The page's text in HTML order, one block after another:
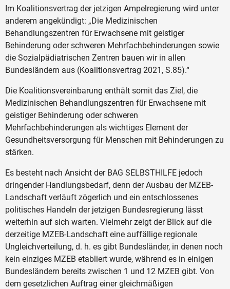
Im Koalitionsvertrag der jetzigen Ampelregierung wird unter
anderem angekündigt: „Die Medizinischen
Behandlungszentren für Erwachsene mit geistiger
Behinderung oder schweren Mehrfachbehinderungen sowie
die Sozialpädiatrischen Zentren bauen wir in allen
Bundesländern aus (Koalitionsvertrag 2021, S.85).“
Die Koalitionsvereinbarung enthält somit das Ziel, die
Medizinischen Behandlungszentren für Erwachsene mit
geistiger Behinderung oder schweren
Mehrfachbehinderungen als wichtiges Element der
Gesundheitsversorgung für Menschen mit Behinderungen zu
stärken.
Es besteht nach Ansicht der BAG SELBSTHILFE jedoch
dringender Handlungsbedarf, denn der Ausbau der MZEB-
Landschaft verläuft zögerlich und ein entschlossenes
politisches Handeln der jetzigen Bundesregierung lässt
weiterhin auf sich warten. Vielmehr zeigt der Blick auf die
derzeitige MZEB-Landschaft eine auffällige regionale
Ungleichverteilung, d. h. es gibt Bundesländer, in denen noch
kein einziges MZEB etabliert wurde, während es in einigen
Bundesländern bereits zwischen 1 und 12 MZEB gibt. Von
dem gesetzlichen Auftrag einer gleichmäßigen